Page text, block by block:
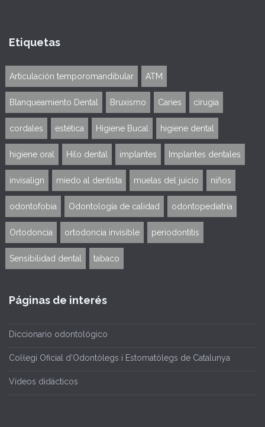
Etiquetas
Articulación temporomandibular ATM
Blanqueamiento Dental Bruxismo Caries cirugia
cordales estética Higiene Bucal higiene dental
higiene oral Hilo dental implantes Implantes dentales
invisalign miedo al dentista muelas del juicio niños
odontofobia Odontología de calidad odontopediatria
Ortodoncia ortodoncia invisible periodontitis
Sensibilidad dental tabaco
Páginas de interés
Diccionario odontológico
Col·legi Oficial d’Odontòlegs i Estomatòlegs de Catalunya
Vídeos didácticos